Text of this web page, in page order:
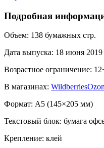
Подробная
Объем: 138 бумажных стр.
Дата выпуска: 18 июня 2019
Возрастное ограничение: 12
В магазинах: Wildberries
Формат: A5 (145×205 мм)
Текстовый блок: бумага
Крепление: клей